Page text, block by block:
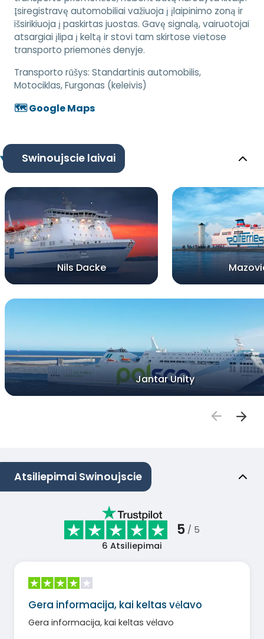
Įsiregistravę automobiliai važiuoja į įlaipinimo zoną ir
išsirikiuoja į paskirtas juostas. Gavę signalą, vairuotojai
atsargiai įlipa į keltą ir stovi tam skirtose vietose
transporto priemonės denyje.
Transporto rūšys: Standartinis automobilis,
Motociklas, Furgonas (keleivis)
🗺️ Google Maps
Swinoujscie laivai
Nils Dacke
Jantar Unity
Atsiliepimai Swinoujscie
5 / 5
6 Atsiliepimai
Gera informacija, kai keltas vėlavo
Gera informacija, kai keltas vėlavo